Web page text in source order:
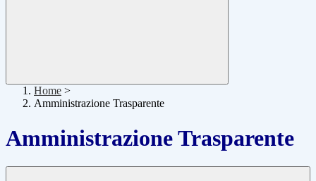
Home >
Amministrazione Trasparente
Amministrazione Trasparente